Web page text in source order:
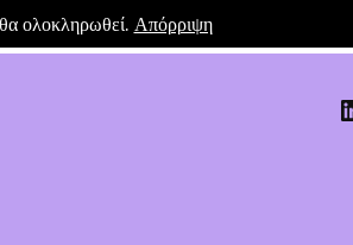
ολοκληρωθεί. Απόρριψη